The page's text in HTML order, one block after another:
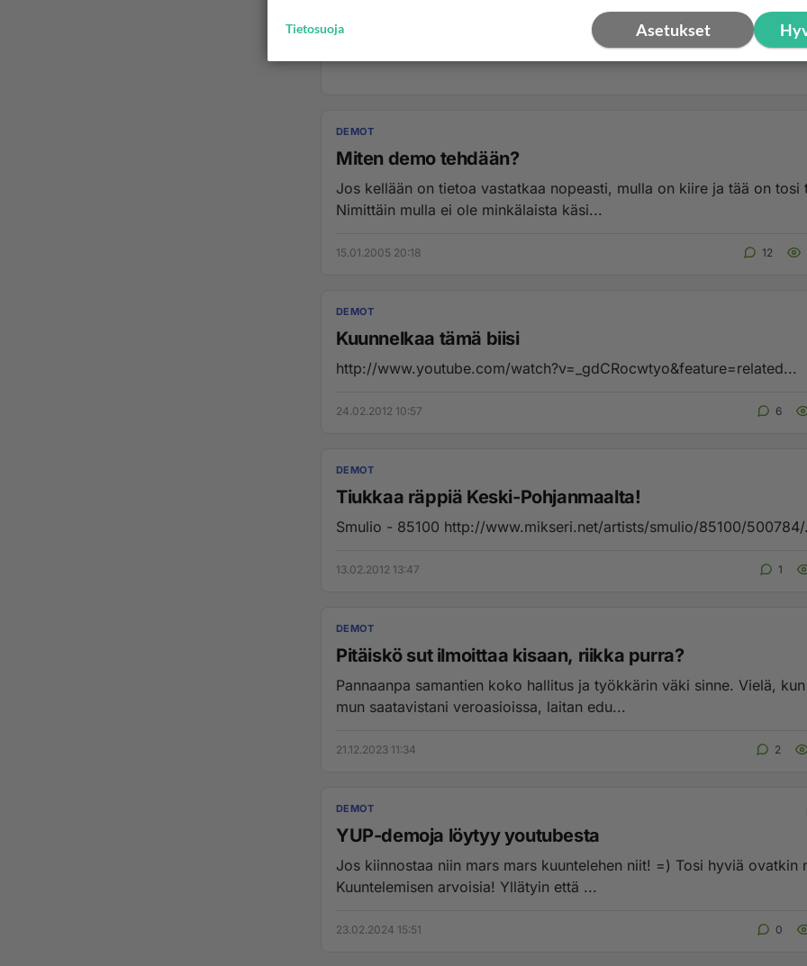
DEMOT
Miten demo tehdään?
Jos kellään on tietoa vastatkaa nopeasti, mulla on kiire ja tää on tosi
Nimittäin mulla ei ole minkälaista käsi...
15.01.2005 20:18 12
DEMOT
Kuunnelkaa tämä biisi
http://www.youtube.com/watch?v=_gdCRocwtyo&feature=related...
24.02.2012 10:57 6
DEMOT
Tiukkaa räppiä Keski-Pohjanmaalta!
Smulio - 85100 http://www.mikseri.net/artists/smulio/85100/
13.02.2012 13:47 1
DEMOT
Pitäiskö sut ilmoittaa kisaan, riikka purra?
Pannaanpa samantien koko hallitus ja työkkärin väki sinne. Vielä,
mun saatavistani veroasioissa, laitan edu...
21.12.2023 11:34 2
DEMOT
YUP-demoja löytyy youtubesta
Jos kiinnostaa niin mars mars kuuntelehen niit! =) Tosi hyviä ovatkin nimittäin.
Kuuntelemisen arvoisia! Yllätyin että ...
23.02.2024 15:51 0
Asetukset
Tietosuoja